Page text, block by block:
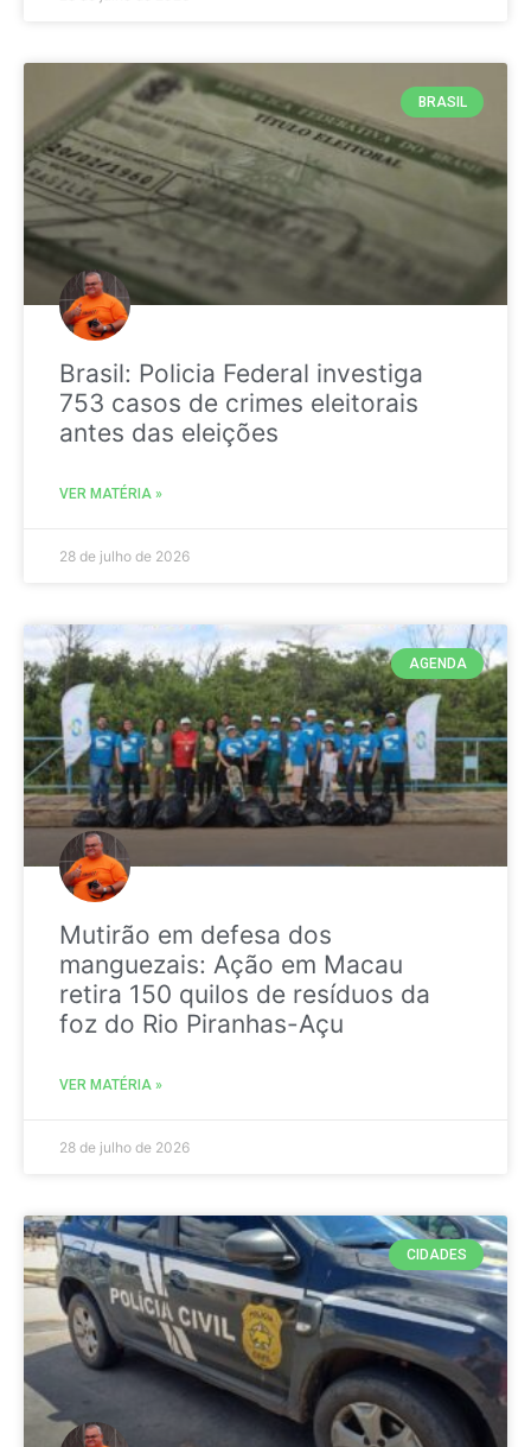
BRASIL
Brasil: Policia Federal investiga
753 casos de crimes eleitorais
antes das eleições
VER MATÉRIA »
28 de julho de 2026
AGENDA
Mutirão em defesa dos
manguezais: Ação em Macau
retira 150 quilos de resíduos da
foz do Rio Piranhas-Açu
VER MATÉRIA »
28 de julho de 2026
CIDADES